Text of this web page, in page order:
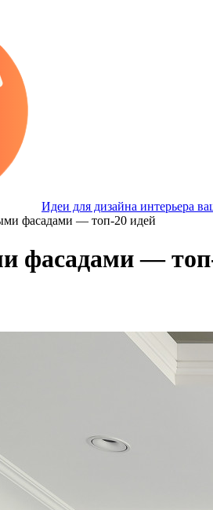
Идеи для дизайна интерьера
фасадами — топ-20 идей
фасадами —